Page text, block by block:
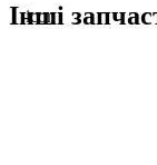
Інші